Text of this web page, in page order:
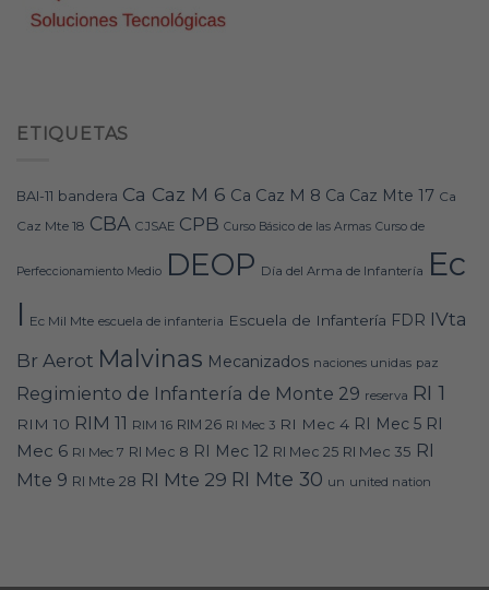
ETIQUETAS
BAI-11 bandera Ca Caz M 6 Ca Caz M 8 Ca Caz Mte 17 Ca
Caz Mte 18 CBA CJSAE CPB Curso Básico de las Armas Curso de
Perfeccionamiento Medio DEOP Día del Arma de Infantería Ec
I Ec Mil Mte escuela de infanteria Escuela de Infantería FDR IVta
Br Aerot Malvinas Mecanizados naciones unidas paz
Regimiento de Infantería de Monte 29 reserva RI 1
RIM 10 RIM 11 RIM 16 RIM 26 RI Mec 3 RI Mec 4 RI Mec 5 RI
Mec 6 RI Mec 7 RI Mec 8 RI Mec 12 RI Mec 25 RI Mec 35 RI
Mte 9 RI Mte 28 RI Mte 29 RI Mte 30 un united nation